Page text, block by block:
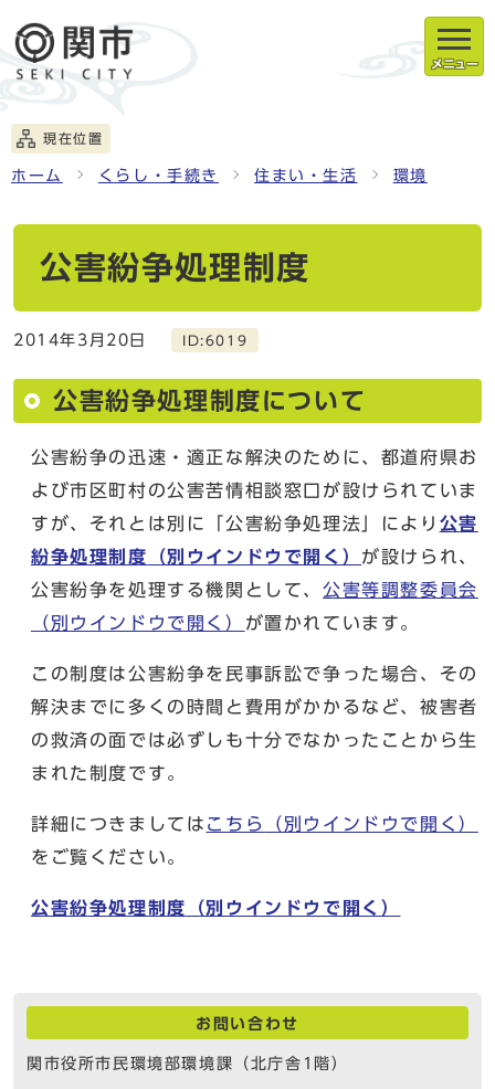
メニュー
現在位置
ホーム くらし・手続き 住まい・生活 環境
公害紛争処理制度
2014年3月20日 ID:6019
公害紛争処理制度について
公害紛争の迅速・適正な解決のために、都道府県お
よび市区町村の公害苦情相談窓口が設けられていま
すが、それとは別に「公害紛争処理法」により 公害
紛争処理制度
（別ウインドウで開く） が設けられ、
公害紛争を処理する機関として、 公害等調整委員会
（別ウインドウで開く） が置かれています。
この制度は公害紛争を民事訴訟で争った場合、その
解決までに多くの時間と費用がかかるなど、被害者
の救済の面では必ずしも十分でなかったことから生
まれた制度です。
詳細につきましては こちら
（別ウインドウで開く）
をご覧ください。
公害紛争処理制度 （別ウインドウで開く）
お問い合わせ
関市役所市民環境部環境課（北庁舎1階）